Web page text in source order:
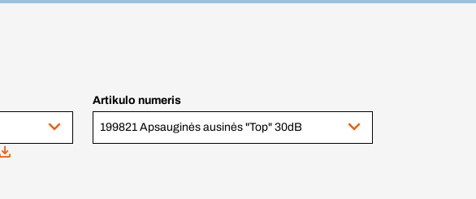
Artikulo numeris
199821 Apsauginės ausinės "Top" 30dB